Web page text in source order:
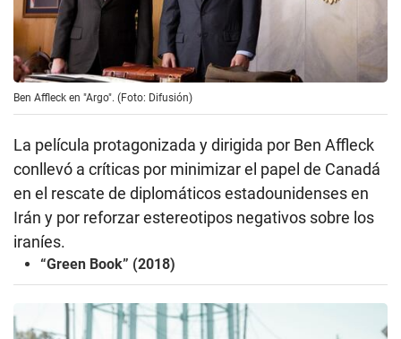
Ben Affleck en "Argo". (Foto: Difusión)
La película protagonizada y dirigida por Ben Affleck
conllevó a críticas por minimizar el papel de Canadá
en el rescate de diplomáticos estadounidenses en
Irán y por reforzar estereotipos negativos sobre los
iraníes.
“Green Book” (2018)